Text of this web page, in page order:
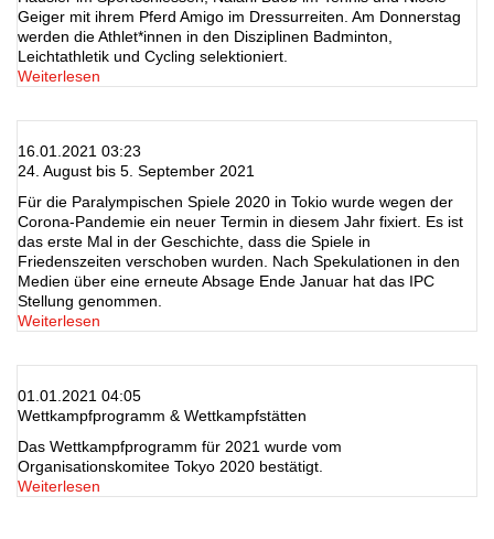
Geiger mit ihrem Pferd Amigo im Dressurreiten. Am Donnerstag
werden die Athlet*innen in den Disziplinen Badminton,
Leichtathletik und Cycling selektioniert.
Weiterlesen
16.01.2021 03:23
24. August bis 5. September 2021
Für die Paralympischen Spiele 2020 in Tokio wurde wegen der
Corona-Pandemie ein neuer Termin in diesem Jahr fixiert. Es ist
das erste Mal in der Geschichte, dass die Spiele in
Friedenszeiten verschoben wurden. Nach Spekulationen in den
Medien über eine erneute Absage Ende Januar hat das IPC
Stellung genommen.
Weiterlesen
01.01.2021 04:05
Wettkampfprogramm & Wettkampfstätten
Das Wettkampfprogramm für 2021 wurde vom
Organisationskomitee Tokyo 2020 bestätigt.
Weiterlesen